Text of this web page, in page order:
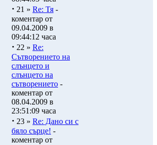
· 21 » Re: Тя -
коментар от
09.04.2009 в
09:44:12 часа
· 22 » Re:
Сътворението на
слънцето и
слънцето на
сътворението -
коментар от
08.04.2009 в
23:51:09 часа
· 23 » Re: Дано си с
бяло сърце! -
коментар от